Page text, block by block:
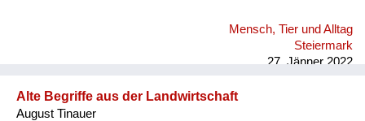
Mensch, Tier und Alltag
Steiermark
27. Jänner 2022
Alte Begriffe aus der Landwirtschaft
August Tinauer